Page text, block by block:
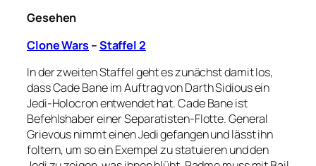
Gesehen
Clone Wars–Staffel 2
In der zweiten Staffel geht es zunächst damit los,
dass Cade Bane im Auftrag von Darth Sidious ein
Jedi-Holocron entwendet hat. Cade Bane ist
Befehlshaber einer Separatisten-Flotte. General
Grievous nimmt einen Jedi gefangen und lässt ihn
foltern, um so ein Exempel zu statuieren und den